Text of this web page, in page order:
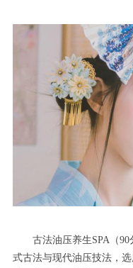
古法油压养生SPA（90
式古法与现代油压技法，